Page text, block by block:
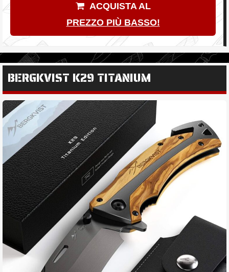
ACQUISTA AL
PREZZO PIÙ BASSO!
BERGKVIST K29 TITANIUM